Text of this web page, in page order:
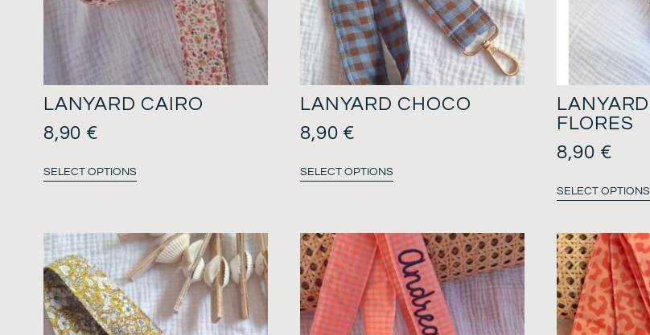
LANYARD CAIRO
8,90 €
SELECT OPTIONS
LANYARD CHOCO
8,90 €
SELECT OPTIONS
FLORES
8,90 €
SELECT OPTIONS